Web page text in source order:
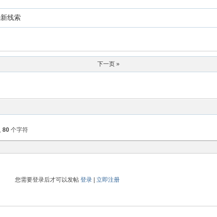
线索
下一页 »
80 个字符
您需要登录后才可以发帖 登录 立即注册